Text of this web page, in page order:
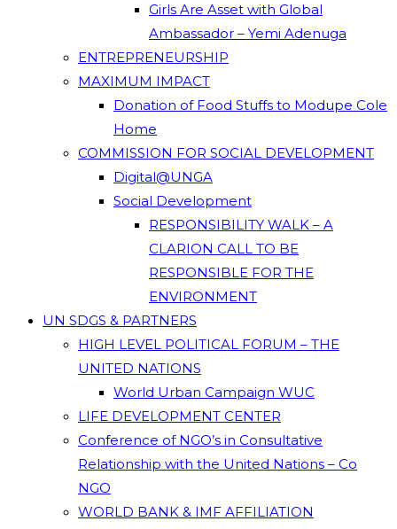
Girls Are Asset with Global
Ambassador – Yemi Adenuga
ENTREPRENEURSHIP
MAXIMUM IMPACT
Donation of Food Stuffs to Modupe Cole
Home
COMMISSION FOR SOCIAL DEVELOPMENT
Digital@UNGA
Social Development
RESPONSIBILITY WALK – A
CLARION CALL TO BE
RESPONSIBLE FOR THE
ENVIRONMENT
UN SDGS & PARTNERS
HIGH LEVEL POLITICAL FORUM – THE
UNITED NATIONS
World Urban Campaign WUC
LIFE DEVELOPMENT CENTER
Conference of NGO’s in Consultative
Relationship with the United Nations – Co
NGO
WORLD BANK & IMF AFFILIATION